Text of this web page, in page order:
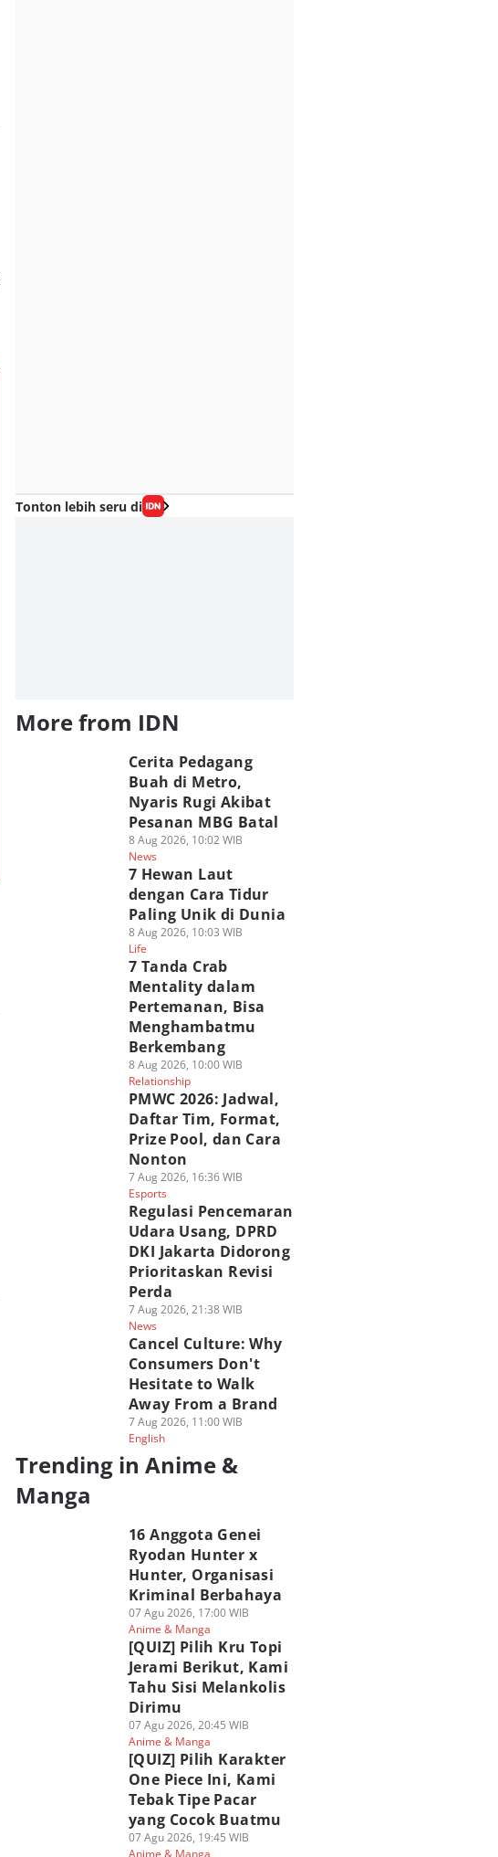
Tonton lebih seru di
More from IDN
Cerita Pedagang
Buah di Metro,
Nyaris Rugi Akibat
Pesanan MBG Batal
8 Aug 2026, 10:02 WIB
News
7 Hewan Laut
dengan Cara Tidur
Paling Unik di Dunia
8 Aug 2026, 10:03 WIB
Life
7 Tanda Crab
Mentality dalam
Pertemanan, Bisa
Menghambatmu
Berkembang
8 Aug 2026, 10:00 WIB
Relationship
PMWC 2026: Jadwal,
Daftar Tim, Format,
Prize Pool, dan Cara
Nonton
7 Aug 2026, 16:36 WIB
Esports
Regulasi Pencemaran
Udara Usang, DPRD
DKI Jakarta Didorong
Prioritaskan Revisi
Perda
7 Aug 2026, 21:38 WIB
News
Cancel Culture: Why
Consumers Don't
Hesitate to Walk
Away From a Brand
7 Aug 2026, 11:00 WIB
English
Trending in Anime &
Manga
16 Anggota Genei
Ryodan Hunter x
Hunter, Organisasi
Kriminal Berbahaya
07 Agu 2026, 17:00 WIB
Anime & Manga
[QUIZ] Pilih Kru Topi
Jerami Berikut, Kami
Tahu Sisi Melankolis
Dirimu
07 Agu 2026, 20:45 WIB
Anime & Manga
[QUIZ] Pilih Karakter
One Piece Ini, Kami
Tebak Tipe Pacar
yang Cocok Buatmu
07 Agu 2026, 19:45 WIB
Anime & Manga